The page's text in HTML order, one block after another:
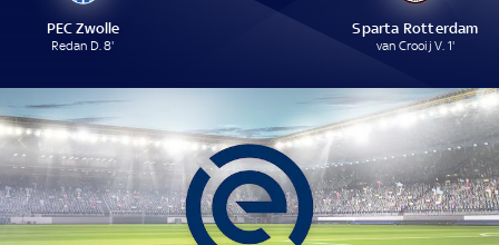
PEC Zwolle
Redan D. 8'
Sparta Rotterdam
van Crooij V. 1'